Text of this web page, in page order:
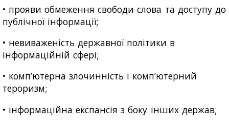
• прояви обмеження свободи слова та доступу до
публічної інформації;
• невиваженість державної політики в
інформаційній сфері;
• комп’ютерна злочинність і комп’ютерний
тероризм;
• інформаційна експансія з боку інших держав;